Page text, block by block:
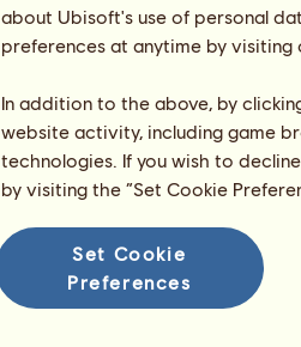
about Ubisoft's use of personal
preferences at anytime by
In addition to the above, by
website activity, including game
technologies. If you wish to
by visiting the “Set Cookie
Set Cookie
Preferences